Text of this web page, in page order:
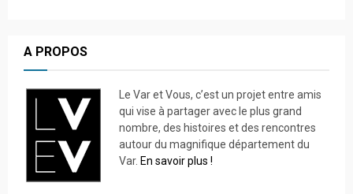
A PROPOS
Le Var et Vous, c’est un projet entre amis
qui vise à partager avec le plus grand
nombre, des histoires et des rencontres
autour du magnifique département du
Var. En savoir plus !